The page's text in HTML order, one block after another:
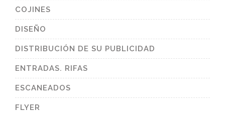
COJINES
DISEÑO
DISTRIBUCIÓN DE SU PUBLICIDAD
ENTRADAS. RIFAS
ESCANEADOS
FLYER